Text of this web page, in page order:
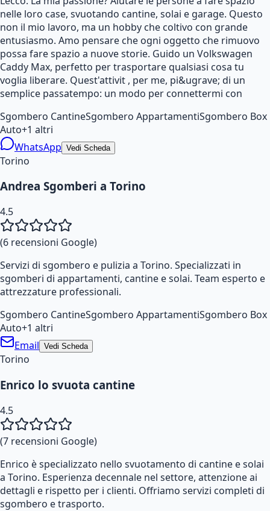
nelle loro case, svuotando cantine, solai e garage. Questo
non il mio lavoro, ma un hobby che coltivo con grande
entusiasmo. Amo pensare che ogni oggetto che rimuovo
possa fare spazio a nuove storie. Guido un Volkswagen
Caddy Max, perfetto per trasportare qualsiasi cosa tu
voglia liberare. Quest'attivit , per me, pi&ugrave; di un
semplice passatempo: un modo per connettermi con
Sgombero CantineSgombero AppartamentiSgombero Box
Auto+1 altri
WhatsApp Vedi Scheda
Torino
Andrea Sgomberi a Torino
4.5
(6 recensioni Google)
Servizi di sgombero e pulizia a Torino. Specializzati in
sgomberi di appartamenti, cantine e solai. Team esperto e
attrezzature professionali.
Sgombero CantineSgombero AppartamentiSgombero Box
Auto+1 altri
Email Vedi Scheda
Torino
Enrico lo svuota cantine
4.5
(7 recensioni Google)
Enrico è specializzato nello svuotamento di cantine e solai
a Torino. Esperienza decennale nel settore, attenzione ai
dettagli e rispetto per i clienti. Offriamo servizi completi di
sgombero e trasporto.